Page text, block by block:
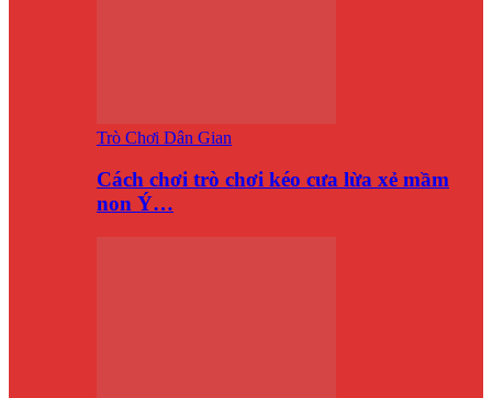
Trò Chơi Dân Gian
Cách chơi trò chơi kéo cưa lừa xẻ mầm
non Ý…